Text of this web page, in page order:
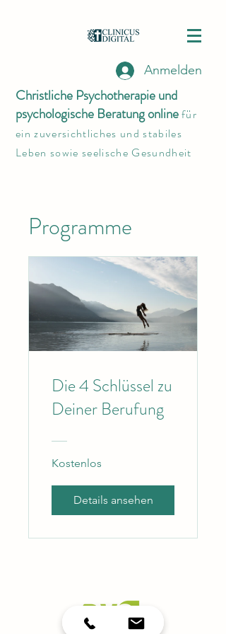
Christliche Psychotherapie und
psychologische Beratung onlinefür
ein zuversichtliches und stabiles
Leben sowie seelische Gesundheit
Anmelden
Programme
Die 4 Schlüssel zu
Deiner Berufung
Kostenlos
Details ansehen